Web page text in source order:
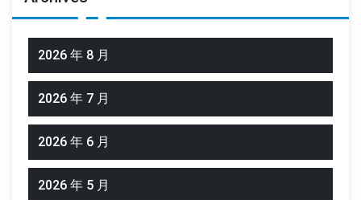
2026 年 8 月
2026 年 7 月
2026 年 6 月
2026 年 5 月